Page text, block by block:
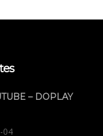
– DOPLAY
04